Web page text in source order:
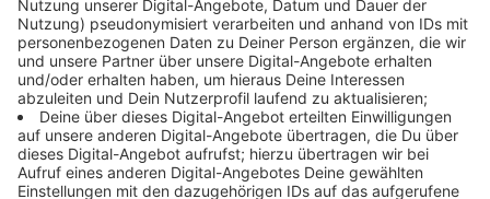
Anbieter vorgehen können, die gegen die
Bestimmungen des Jugendmedienschutz-
Staatsvertrags verstoßen", soNathanael Liminski
Minister für Bundes- und Europaangelegenheiten.
"Noch sind jugendgefährdende Inhalte durch zwei
Klicks im Internet zu erreichen. Es ist keine gute Idee,
sich der Hoffnung hinzugeben, dass das eigene Kind